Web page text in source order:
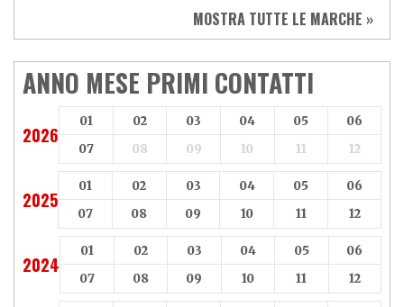
Triumph
Yamaha
Aeon
Aspes
Axy
Baotian
MOSTRA TUTTE LE MARCHE »
ANNO MESE PRIMI CONTATTI
2026
01 02 03 04 05
06
07
08 09 10 11 12
2025
01 02 03 04 05
06
07
08 09 10 11 12
2024
01 02 03 04 05
06
07
08 09 10 11 12